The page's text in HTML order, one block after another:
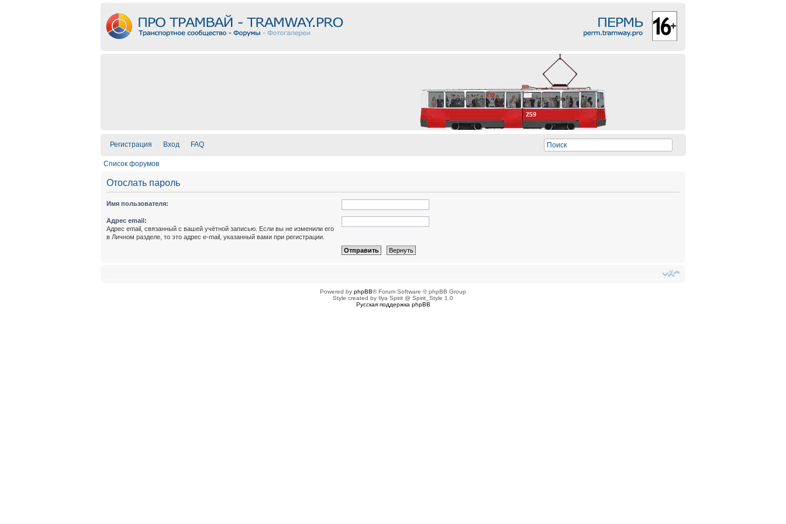
Регистрация Вход FAQ
Список форумов
Отослать пароль
Имя пользователя:
Адрес email:
Адрес email, связанный с вашей учётной записью. Если вы не изменили его
в Личном разделе, то это адрес e-mail, указанный вами при регистрации.
Powered by phpBB® Forum Software © phpBB Group
Style created by Ilya Spirit @ Spirit_Style 1.0
Русская поддержка phpBB